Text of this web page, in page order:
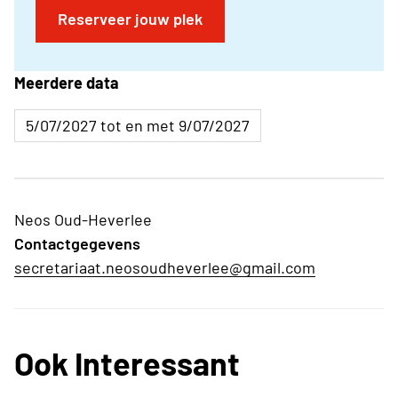
Reserveer jouw plek
Meerdere data
5/07/2027 tot en met 9/07/2027
Neos Oud-Heverlee
Contactgegevens
secretariaat.neosoudheverlee@gmail.com
Ook Interessant